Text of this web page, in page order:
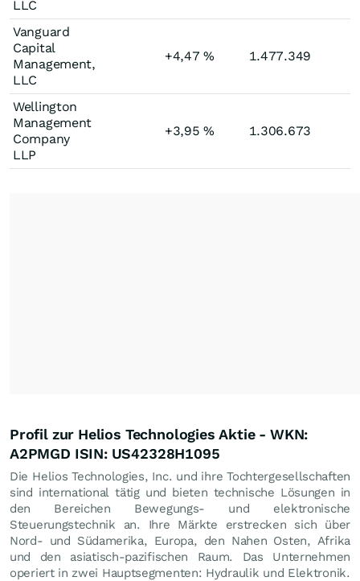
LLC
Vanguard
Capital
Management,
LLC
+4,47% 1.477.349
Wellington
Management
Company
LLP
+3,95% 1.306.673
Profil zur Helios Technologies Aktie - WKN:
A2PMGD ISIN: US42328H1095
Die Helios Technologies, Inc. und ihre Tochtergesellschaften
sind international tätig und bieten technische Lösungen in
den Bereichen Bewegungs- und elektronische
Steuerungstechnik an. Ihre Märkte erstrecken sich über
Nord- und Südamerika, Europa, den Nahen Osten, Afrika
und den asiatisch-pazifischen Raum. Das Unternehmen
operiert in zwei Hauptsegmenten: Hydraulik und Elektronik.